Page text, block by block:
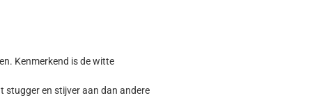
Kenmerkend is de witte
stugger en stijver aan dan andere